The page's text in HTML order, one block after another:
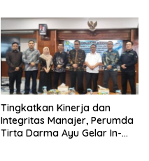
‎Tingkatkan Kinerja dan
Integritas Manajer, Perumda
Tirta Darma Ayu Gelar In-